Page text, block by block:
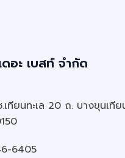
อะ เบสท์ จำกัด
เทียนทะเล 20 ถ. บางขุนเที
6405